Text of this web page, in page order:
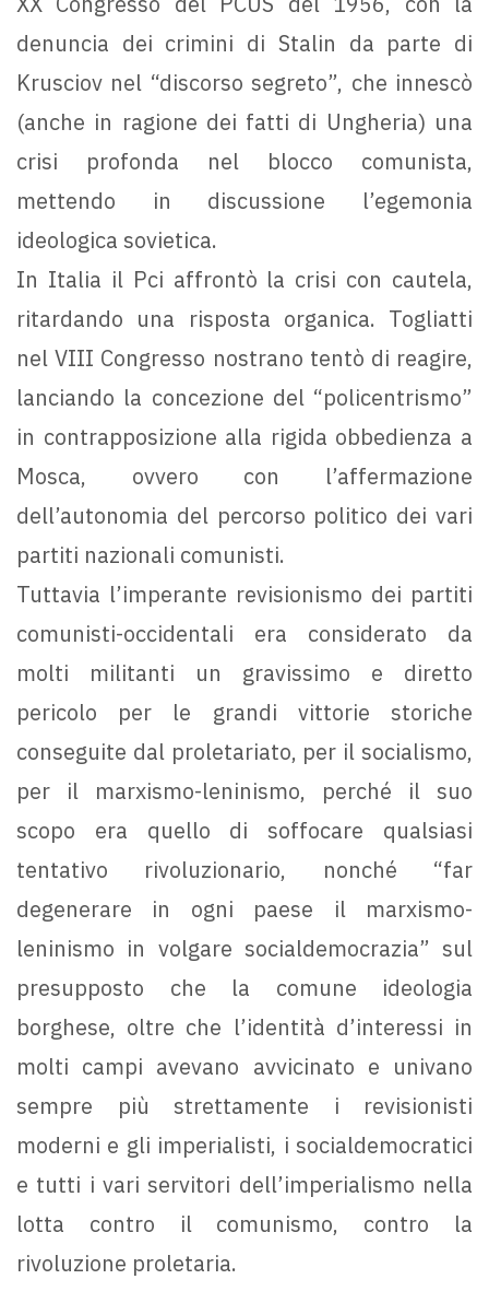
denuncia dei crimini di Stalin da parte di
Krusciov nel “discorso segreto”, che innescò
(anche in ragione dei fatti di Ungheria) una
crisi profonda nel blocco comunista,
mettendo in discussione l’egemonia
ideologica sovietica.
In Italia il Pci affrontò la crisi con cautela,
ritardando una risposta organica. Togliatti
nel VIII Congresso nostrano tentò di reagire,
lanciando la concezione del “policentrismo”
in contrapposizione alla rigida obbedienza a
Mosca, ovvero con l’affermazione
dell’autonomia del percorso politico dei vari
partiti nazionali comunisti.
Tuttavia l’imperante revisionismo dei partiti
comunisti-occidentali era considerato da
molti militanti un gravissimo e diretto
pericolo per le grandi vittorie storiche
conseguite dal proletariato, per il socialismo,
per il marxismo-leninismo, perché il suo
scopo era quello di soffocare qualsiasi
tentativo rivoluzionario, nonché “far
degenerare in ogni paese il marxismo-
leninismo in volgare socialdemocrazia” sul
presupposto che la comune ideologia
borghese, oltre che l’identità d’interessi in
molti campi avevano avvicinato e univano
sempre più strettamente i revisionisti
moderni e gli imperialisti, i socialdemocratici
e tutti i vari servitori dell’imperialismo nella
lotta contro il comunismo, contro la
rivoluzione proletaria.